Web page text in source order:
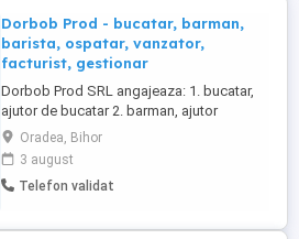
Dorbob Prod - bucatar, barman,
barista, ospatar, vanzator,
facturist, gestionar
Dorbob Prod SRL angajeaza: 1. bucatar,
ajutor de bucatar 2. barman, ajutor
barman, ospatar (full time sau part time pe
weekend), barista 3. cofetar, brutar 4.
vanzator 5. facturist 6. gestionar Va rugam
sa mentionati postul pe care il doriti.
contactati telefonic. ...
Oradea, Bihor
3 august
Telefon validat